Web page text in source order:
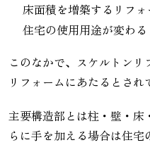
床面積を増築するリフォ
住宅の使用用途が変わる
このなかで、スケルトン
リフォームにあたるとされ
主要構造部とは柱・壁・
らに手を加える場合は住